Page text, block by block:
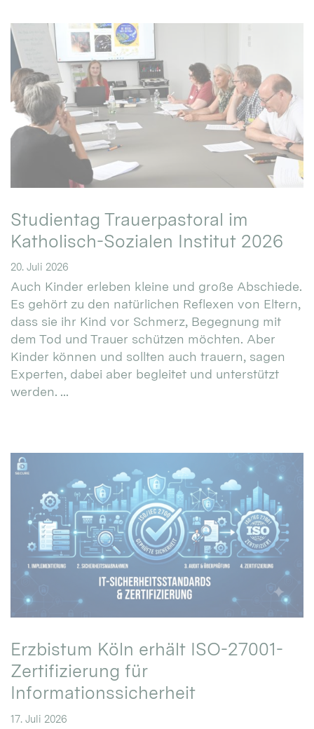
Studientag Trauerpastoral im
Katholisch-Sozialen Institut 2026
20. Juli 2026
Auch Kinder erleben kleine und große Abschiede.
Es gehört zu den natürlichen Reflexen von Eltern,
dass sie ihr Kind vor Schmerz, Begegnung mit
dem Tod und Trauer schützen möchten. Aber
Kinder können und sollten auch trauern, sagen
Experten, dabei aber begleitet und unterstützt
werden. ...
Erzbistum Köln erhält ISO-27001-
Zertifizierung für
Informationssicherheit
17. Juli 2026